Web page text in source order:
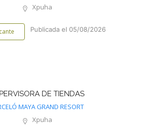
Xpuha
Publicada el 05/08/2026
DE TIENDAS
MAYA GRAND RESORT
Xpuha